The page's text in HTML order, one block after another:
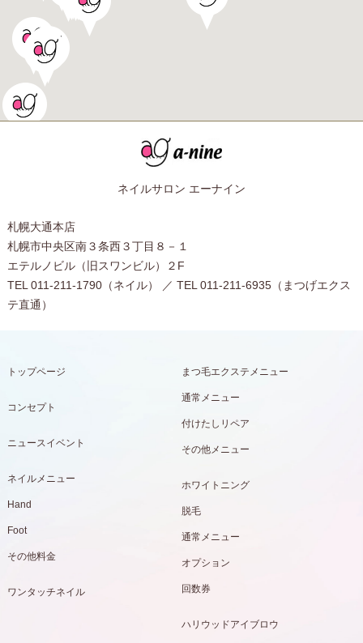
ネイルサロン エーナイン
札幌大通本店
札幌市中央区南３条西３丁目８－１
エテルノビル（旧スワンビル）２F
TEL 011-211-1790（ネイル） ／ TEL 011-211-6935（まつげエクス
テ直通）
トップページ
コンセプト
ニュースイベント
ネイルメニュー
Hand
Foot
その他料金
ワンタッチネイル
まつ毛エクステメニュー
通常メニュー
付けたしリペア
その他メニュー
ホワイトニング
脱毛
通常メニュー
オプション
回数券
ハリウッドアイブロウ